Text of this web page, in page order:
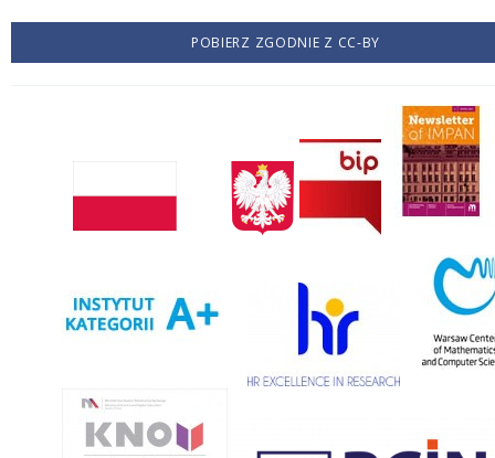
POBIERZ ZGODNIE Z CC-BY